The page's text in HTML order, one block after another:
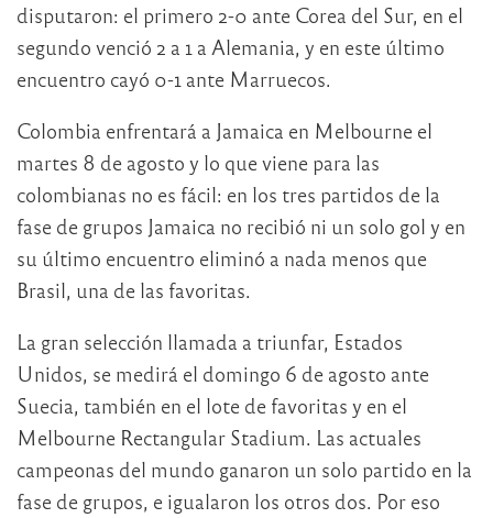
disputaron: el primero 2-0 ante Corea del Sur, en el
segundo venció 2 a 1 a Alemania, y en este último
encuentro cayó 0-1 ante Marruecos.
Colombia enfrentará a Jamaica en Melbourne el
martes 8 de agosto y lo que viene para las
colombianas no es fácil: en los tres partidos de la
fase de grupos Jamaica no recibió ni un solo gol y en
su último encuentro eliminó a nada menos que
Brasil, una de las favoritas.
La gran selección llamada a triunfar, Estados
Unidos, se medirá el domingo 6 de agosto ante
Suecia, también en el lote de favoritas y en el
Melbourne Rectangular Stadium. Las actuales
campeonas del mundo ganaron un solo partido en la
fase de grupos, e igualaron los otros dos. Por eso